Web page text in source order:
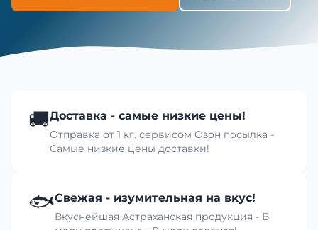
🚚Доставка - самые низкие цены!
Отправка от 1 кг. сервисом Озон посылка -
Самые низкие цены доставки!
🐟Свежая - изумительная на вкус!
Вкуснейшая Астраханская продукция - В